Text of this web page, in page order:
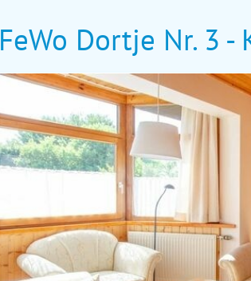
FeWo Dortje Nr. 3 -